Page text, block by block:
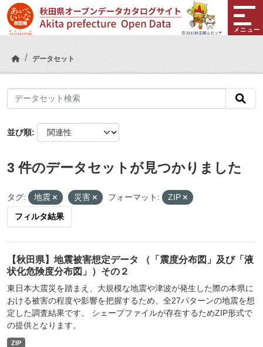
Skip to main content
メニュー
データセット
並び順
3 件のデータセットが見つかりました
タグ: 地震 災害 フォーマット: ZIP
フィルタ結果
【秋田県】地震被害想定データ （「震度分布図」及び「液
状化危険度分布図」）その２
東日本大震災を踏まえ、大規模な地震や津波が発生した際の本県に
おける被害の程度や影響を把握するため、全27パターンの地震を想
定した調査結果です。 シェープファイルが存在するためZIP形式で
の提供となります。
ZIP